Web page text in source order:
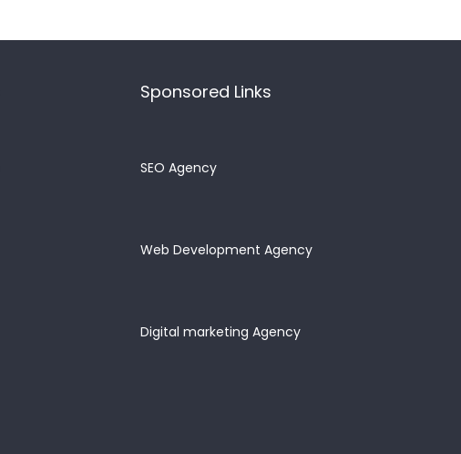
Sponsored Links
SEO Agency
Web Development Agency
Digital marketing Agency